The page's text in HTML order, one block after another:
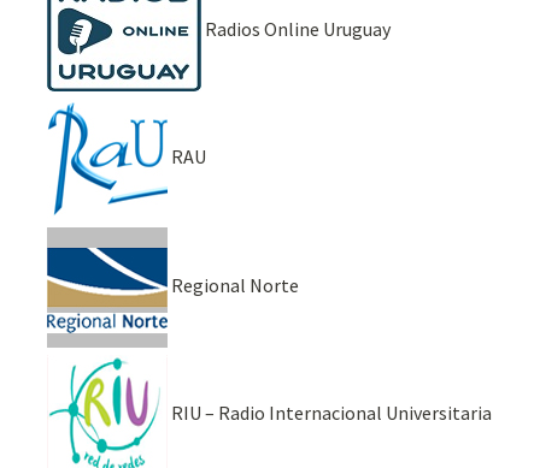
Radios Online Uruguay
RAU
Regional Norte
RIU – Radio Internacional Universitaria